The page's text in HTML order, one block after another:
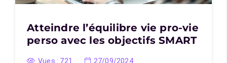
Atteindre l’équilibre vie pro-vie
perso avec les objectifs SMART
Vues : 721 27/09/2024